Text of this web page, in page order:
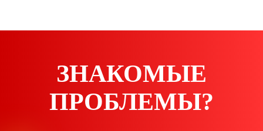
ЗНАКОМЫЕ
ПРОБЛЕМЫ?